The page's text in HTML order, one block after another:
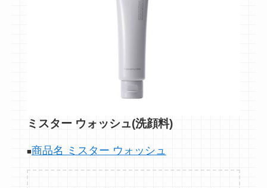
ミスター ウォッシュ(洗顔料)
■商品名 ミスター ウォッシュ